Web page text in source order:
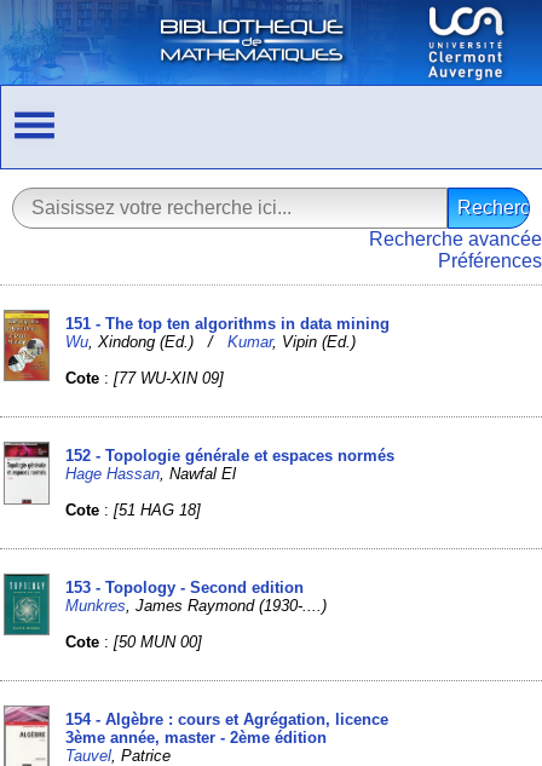
Recherche avancée
Préférences
151 - The top ten algorithms in data mining
Wu , Xindong (Ed.) /Kumar, Vipin (Ed.)
Cote :[77 WU-XIN 09]
152 - Topologie générale et espaces normés
Hage Hassan , Nawfal El
Cote :[51 HAG 18]
153 - Topology - Second edition
Munkres , James Raymond (1930-....)
Cote :[50 MUN 00]
154 - Algèbre : cours et Agrégation, licence
3ème année, master - 2ème édition
Tauvel , Patrice